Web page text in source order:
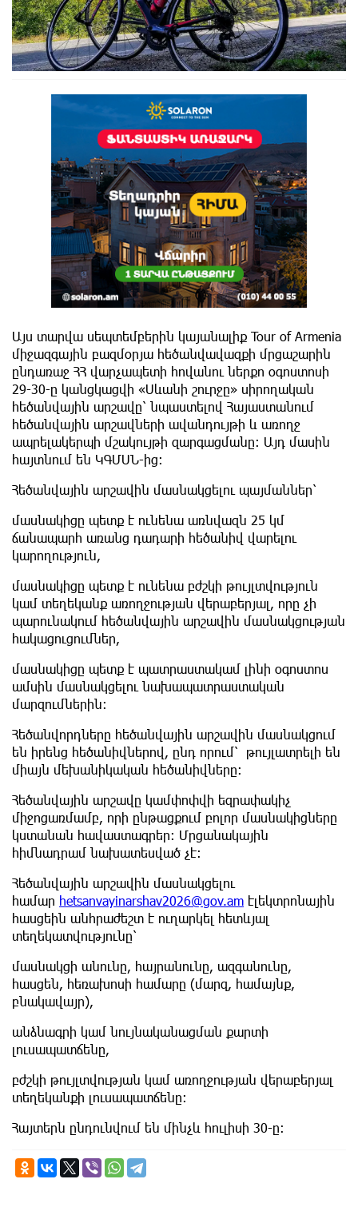
Այս տարվա սեպտեմբերին կայանալիք Tour of Armenia
միջազգային բազմօրյա հեծանվավազքի մրցաշարին
ընդառաջ ՀՀ վարչապետի հովանու ներքո օգոստոսի
29-30-ը կանցկացվի «Սևանի շուրջը» սիրողական
հեծանվային արշավը՝ նպաստելով Հայաստանում
հեծանվային արշավների ավանդույթի և առողջ
ապրելակերպի մշակույթի զարգացմանը: Այդ մասին
հայտնում են ԿԳՄՍՆ-ից:
Հեծանվային արշավին մասնակցելու պայմաններ՝
մասնակիցը պետք է ունենա առնվազն 25 կմ
ճանապարհ առանց դադարի հեծանիվ վարելու
կարողություն,
մասնակիցը պետք է ունենա բժշկի թույլտվություն
կամ տեղեկանք առողջության վերաբերյալ, որը չի
պարունակում հեծանվային արշավին մասնակցության
հակացուցումներ,
մասնակիցը պետք է պատրաստակամ լինի օգոստոս
ամսին մասնակցելու նախապատրաստական
մարզումներին։
Հեծանվորդները հեծանվային արշավին մասնակցում
են իրենց հեծանիվներով, ընդ որում՝ թույլատրելի են
միայն մեխանիկական հեծանիվները:
Հեծանվային արշավը կամփոփվի եզրափակիչ
միջոցառմամբ, որի ընթացքում բոլոր մասնակիցները
կստանան հավաստագրեր: Մրցանակային
հիմնադրամ նախատեսված չէ։
Հեծանվային արշավին մասնակցելու
համար hetsanvayinarshav2026@gov.am էլեկտրոնային
հասցեին անհրաժեշտ է ուղարկել հետևյալ
տեղեկատվությունը՝
մասնակցի անունը, հայրանունը, ազգանունը,
հասցեն, հեռախոսի համարը (մարզ, համայնք,
բնակավայր),
անձնագրի կամ նույնականացման քարտի
լուսապատճենը,
բժշկի թույլտվության կամ առողջության վերաբերյալ
տեղեկանքի լուսապատճենը:
Հայտերն ընդունվում են մինչև հուլիսի 30-ը: